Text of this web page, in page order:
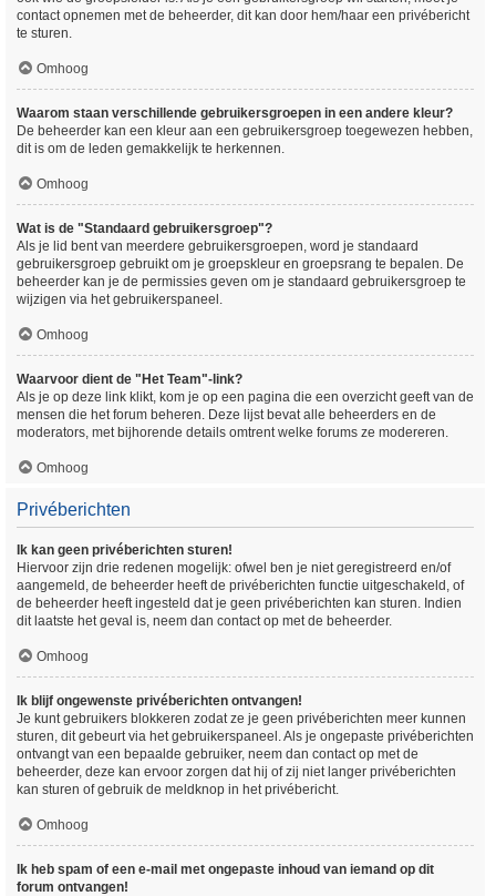
contact opnemen met de beheerder, dit kan door hem/haar een privébericht
te sturen.
Omhoog
Waarom staan verschillende gebruikersgroepen in een andere kleur?
De beheerder kan een kleur aan een gebruikersgroep toegewezen hebben,
dit is om de leden gemakkelijk te herkennen.
Omhoog
Wat is de "Standaard gebruikersgroep"?
Als je lid bent van meerdere gebruikersgroepen, word je standaard
gebruikersgroep gebruikt om je groepskleur en groepsrang te bepalen. De
beheerder kan je de permissies geven om je standaard gebruikersgroep te
wijzigen via het gebruikerspaneel.
Omhoog
Waarvoor dient de "Het Team"-link?
Als je op deze link klikt, kom je op een pagina die een overzicht geeft van de
mensen die het forum beheren. Deze lijst bevat alle beheerders en de
moderators, met bijhorende details omtrent welke forums ze modereren.
Omhoog
Privéberichten
Ik kan geen privéberichten sturen!
Hiervoor zijn drie redenen mogelijk: ofwel ben je niet geregistreerd en/of
aangemeld, de beheerder heeft de privéberichten functie uitgeschakeld, of
de beheerder heeft ingesteld dat je geen privéberichten kan sturen. Indien
dit laatste het geval is, neem dan contact op met de beheerder.
Omhoog
Ik blijf ongewenste privéberichten ontvangen!
Je kunt gebruikers blokkeren zodat ze je geen privéberichten meer kunnen
sturen, dit gebeurt via het gebruikerspaneel. Als je ongepaste privéberichten
ontvangt van een bepaalde gebruiker, neem dan contact op met de
beheerder, deze kan ervoor zorgen dat hij of zij niet langer privéberichten
kan sturen of gebruik de meldknop in het privébericht.
Omhoog
Ik heb spam of een e-mail met ongepaste inhoud van iemand op dit
forum ontvangen!